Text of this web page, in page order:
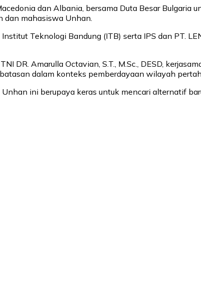
dan Albania, bersama Duta Besar Bulgaria
dan mahasiswa Unhan.
Teknologi Bandung (ITB) serta IPS dan PT.
DR. Amarulla Octavian, S.T., M.Sc., DESD,
dalam konteks pemberdayaan wilayah
ini berupaya keras untuk mencari alternatif